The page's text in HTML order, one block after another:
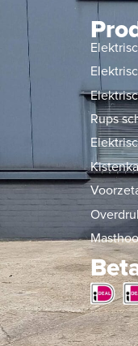
Rups